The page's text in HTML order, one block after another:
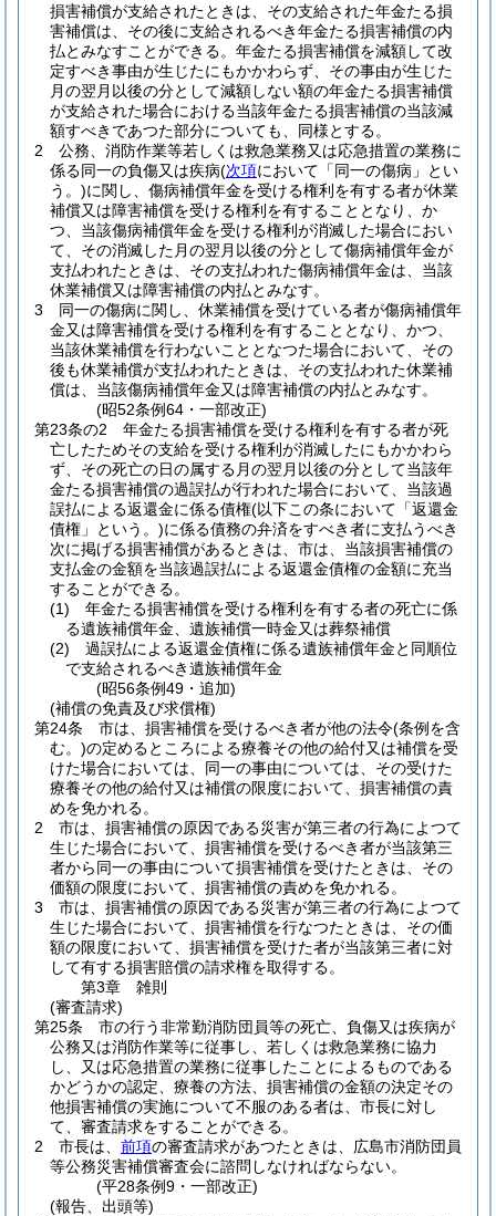
損害補償が支給されたときは、その支給された年金たる損
害補償は、その後に支給されるべき年金たる損害補償の内
払とみなすことができる。 年金たる損害補償を減額して改
定すべき事由が生じたにもかかわらず、その事由が生じた
月の翌月以後の分として減額しない額の年金たる損害補償
が支給された場合における当該年金たる損害補償の当該減
額すべきであつた部分についても、同様とする。
2
公務、消防作業等若しくは救急業務又は応急措置の業務に
係る同一の負傷又は疾病(次項において「同一の傷病」とい
う。)に関し、傷病補償年金を受ける権利を有する者が休業
補償又は障害補償を受ける権利を有することとなり、か
つ、当該傷病補償年金を受ける権利が消滅した場合におい
て、その消滅した月の翌月以後の分として傷病補償年金が
支払われたときは、その支払われた傷病補償年金は、当該
休業補償又は障害補償の内払とみなす。
3
同一の傷病に関し、休業補償を受けている者が傷病補償年
金又は障害補償を受ける権利を有することとなり、かつ、
当該休業補償を行わないこととなつた場合において、その
後も休業補償が支払われたときは、その支払われた休業補
償は、当該傷病補償年金又は障害補償の内払とみなす。
(昭52条例64・一部改正)
第23条の2
年金たる損害補償を受ける権利を有する者が死
亡したためその支給を受ける権利が消滅したにもかかわら
ず、その死亡の日の属する月の翌月以後の分として当該年
金たる損害補償の過誤払が行われた場合において、当該過
誤払による返還金に係る債権(以下この条において「返還金
債権」という。)に係る債務の弁済をすべき者に支払うべき
次に掲げる損害補償があるときは、市は、当該損害補償の
支払金の金額を当該過誤払による返還金債権の金額に充当
することができる。
(1)
年金たる損害補償を受ける権利を有する者の死亡に係
る遺族補償年金、遺族補償一時金又は葬祭補償
(2)
過誤払による返還金債権に係る遺族補償年金と同順位
で支給されるべき遺族補償年金
(昭56条例49・追加)
(補償の免責及び求償権)
第24条
市は、損害補償を受けるべき者が他の法令(条例を含
む。)の定めるところによる療養その他の給付又は補償を受
けた場合においては、同一の事由については、その受けた
療養その他の給付又は補償の限度において、損害補償の責
めを免かれる。
2
市は、損害補償の原因である災害が第三者の行為によつて
生じた場合において、損害補償を受けるべき者が当該第三
者から同一の事由について損害補償を受けたときは、その
価額の限度において、損害補償の責めを免かれる。
3
市は、損害補償の原因である災害が第三者の行為によつて
生じた場合において、損害補償を行なつたときは、その価
額の限度において、損害補償を受けた者が当該第三者に対
して有する損害賠償の請求権を取得する。
第3章
雑則
(審査請求)
第25条
市の行う非常勤消防団員等の死亡、負傷又は疾病が
公務又は消防作業等に従事し、若しくは救急業務に協力
し、又は応急措置の業務に従事したことによるものである
かどうかの認定、療養の方法、損害補償の金額の決定その
他損害補償の実施について不服のある者は、市長に対し
て、審査請求をすることができる。
2
市長は、 前項の審査請求があつたときは、広島市消防団員
等公務災害補償審査会に諮問しなければならない。
(平28条例9・一部改正)
(報告、出頭等)